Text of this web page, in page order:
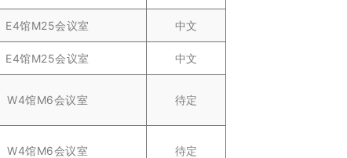
E4馆M25会议室 中文
E4馆M25会议室 中文
W4馆M6会议室 待定
W4馆M6会议室 待定